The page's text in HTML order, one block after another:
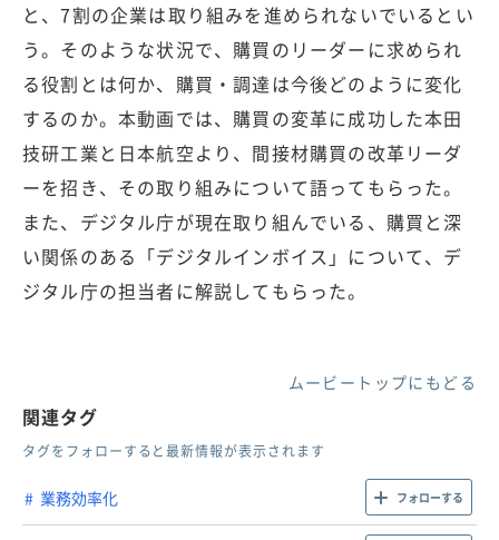
と、7割の企業は取り組みを進められないでいるとい
う。そのような状況で、購買のリーダーに求められ
る役割とは何か、購買・調達は今後どのように変化
するのか。本動画では、購買の変革に成功した本田
技研工業と日本航空より、間接材購買の改革リーダ
ーを招き、その取り組みについて語ってもらった。
また、デジタル庁が現在取り組んでいる、購買と深
い関係のある「デジタルインボイス」について、デ
ジタル庁の担当者に解説してもらった。
ムービートップにもどる
関連タグ
タグをフォローすると最新情報が表示されます
業務効率化 フォローする